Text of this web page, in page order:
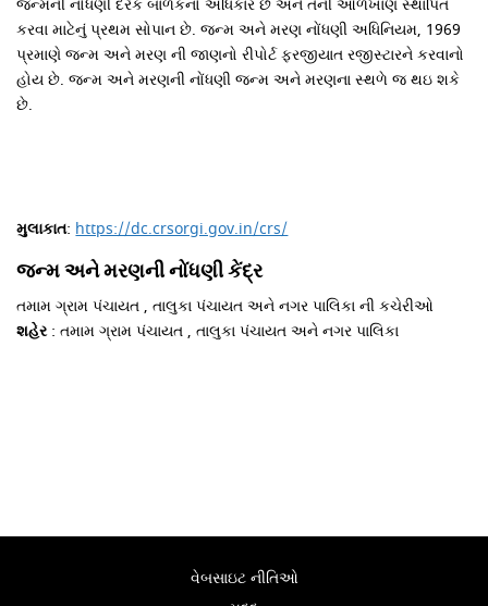
જન્મની નોંધણી દરેક બાળકનો અધિકાર છે અને તેની ઓળખાણ સ્થાપિત
કરવા માટેનું પ્રથમ સોપાન છે. જન્મ અને મરણ નોંધણી અધિનિયમ, 1969
પ્રમાણે જન્મ અને મરણ ની જાણનો રીપોર્ટ ફરજીયાત રજીસ્ટારને કરવાનો
હોય છે. જન્મ અને મરણની નોંધણી જન્મ અને મરણના સ્થળે જ થઇ શકે
છે.
મુલાકાત: https://dc.crsorgi.gov.in/crs/
જન્મ અને મરણની નોંધણી કેંદ્ર
તમામ ગ્રામ પંચાયત , તાલુકા પંચાયત અને નગર પાલિકા ની કચેરીઓ
શહેર: તમામ ગ્રામ પંચાયત , તાલુકા પંચાયત અને નગર પાલિકા
વેબસાઇટ નીતિઓ